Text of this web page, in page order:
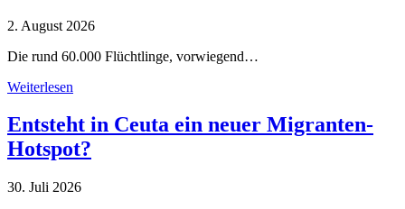
2. August 2026
Die rund 60.000 Flüchtlinge, vorwiegend…
Weiterlesen
Entsteht in Ceuta ein neuer Migranten-
Hotspot?
30. Juli 2026